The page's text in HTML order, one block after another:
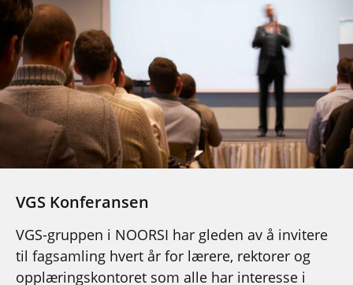
VGS Konferansen
VGS-gruppen i NOORSI har gleden av å invitere
til fagsamling hvert år for lærere, rektorer og
opplæringskontoret som alle har interesse i